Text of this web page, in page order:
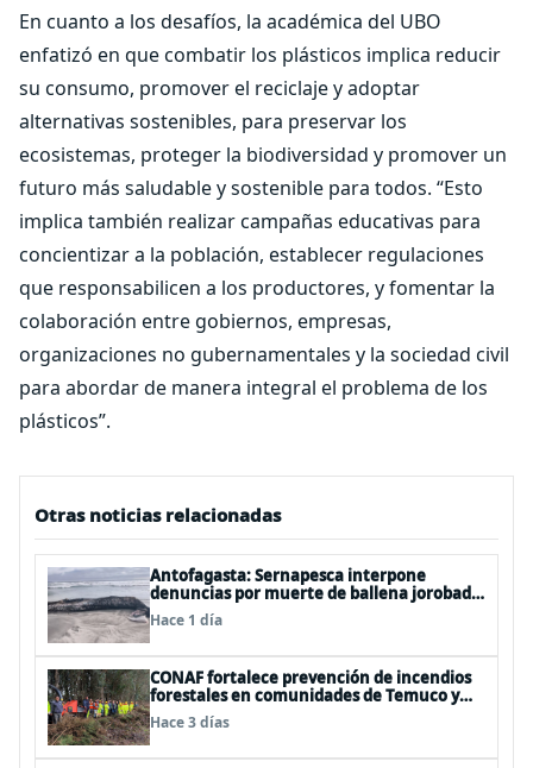
En cuanto a los desafíos, la académica del UBO
enfatizó en que combatir los plásticos implica reducir
su consumo, promover el reciclaje y adoptar
alternativas sostenibles, para preservar los
ecosistemas, proteger la biodiversidad y promover un
futuro más saludable y sostenible para todos. “Esto
implica también realizar campañas educativas para
concientizar a la población, establecer regulaciones
que responsabilicen a los productores, y fomentar la
colaboración entre gobiernos, empresas,
organizaciones no gubernamentales y la sociedad civil
para abordar de manera integral el problema de los
plásticos”.
Otras noticias relacionadas
Antofagasta: Sernapesca interpone
denuncias por muerte de ballena jorobada
y maltrato a lobos marinos
Hace 1 día
CONAF fortalece prevención de incendios
forestales en comunidades de Temuco y
Galvarino
Hace 3 días